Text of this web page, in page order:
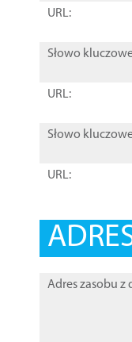
URL:
Słowo
URL:
Słowo
URL:
Adres zasobu z